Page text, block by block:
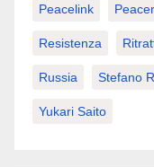
Peacelink
Resistenza
Russia Stefano
Yukari Saito